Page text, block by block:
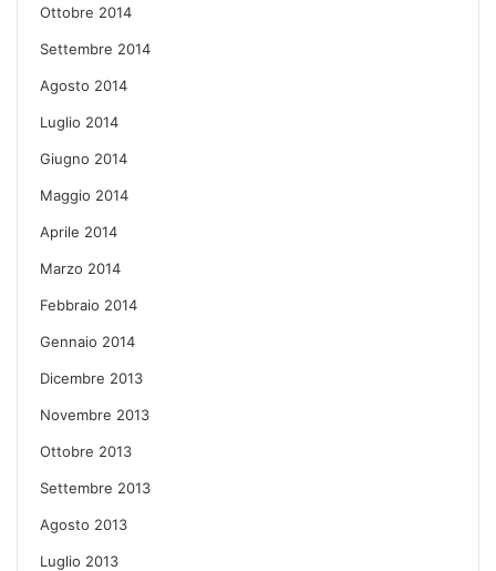
Ottobre 2014
Settembre 2014
Agosto 2014
Luglio 2014
Giugno 2014
Maggio 2014
Aprile 2014
Marzo 2014
Febbraio 2014
Gennaio 2014
Dicembre 2013
Novembre 2013
Ottobre 2013
Settembre 2013
Agosto 2013
Luglio 2013